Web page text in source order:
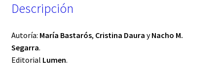
Descripción
Autoría: María Bastarós, Cristina Daura yNacho M.
Segarra.
Editorial Lumen.